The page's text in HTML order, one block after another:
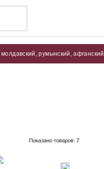
румынский, афганский, а
Показано товаров: 7